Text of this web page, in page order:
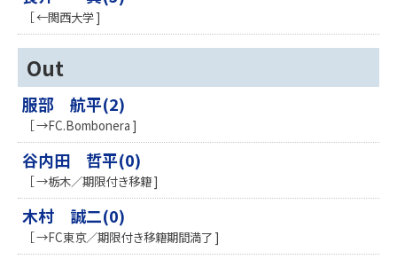
［ ←関西大学 ]
Out
服部 航平(2)
［ →FC.Bombonera ]
谷内田 哲平(0)
［ →栃木／期限付き移籍 ]
木村 誠二(0)
［ →FC東京／期限付き移籍期間満了 ]